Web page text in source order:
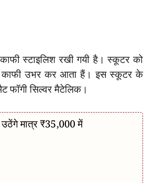
स्टाइलिश रखी गयी है। स्कूटर को
काफी उभर कर आता हैं। इस स्कूटर के
फॉगी सिल्वर मैटेलिक।
मात्र ₹35,000 में